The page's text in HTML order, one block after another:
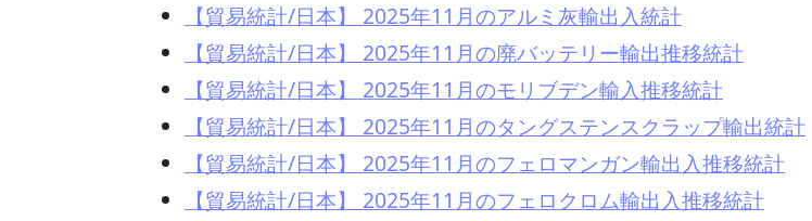
【貿易統計/日本】 2025年11月のアルミ灰輸出入統計
【貿易統計/日本】 2025年11月の廃バッテリー輸出推移統計
【貿易統計/日本】 2025年11月のモリブデン輸入推移統計
【貿易統計/日本】 2025年11月のタングステンスクラップ輸出統計
【貿易統計/日本】 2025年11月のフェロマンガン輸出入推移統計
【貿易統計/日本】 2025年11月のフェロクロム輸出入推移統計